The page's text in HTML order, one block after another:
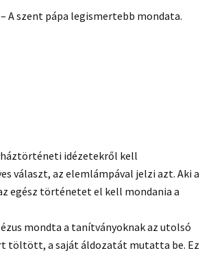
– A szent pápa legismertebb mondata.
idézetekről kell
választ, az elemlámpával jelzi azt. Aki a
egész történetet el kell mondania a
mondta a tanítványoknak az utolsó
töltött, a saját áldozatát mutatta be. Ez